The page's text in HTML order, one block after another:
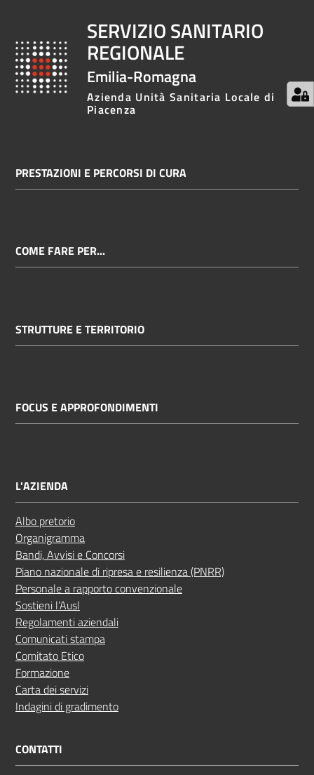
SERVIZIO SANITARIO
REGIONALE
Emilia-Romagna
Azienda Unità Sanitaria Locale di
Piacenza
PRESTAZIONI E PERCORSI DI CURA
COME FARE PER...
STRUTTURE E TERRITORIO
FOCUS E APPROFONDIMENTI
L'AZIENDA
Albo pretorio
Organigramma
Bandi, Avvisi e Concorsi
Piano nazionale di ripresa e resilienza (PNRR)
Personale a rapporto convenzionale
Sostieni l’Ausl
Regolamenti aziendali
Comunicati stampa
Comitato Etico
Formazione
Carta dei servizi
Indagini di gradimento
CONTATTI